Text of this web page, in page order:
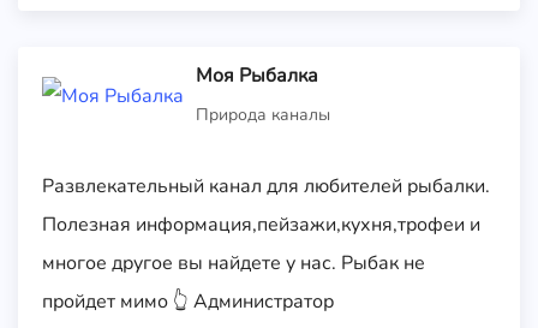
Моя Рыбалка
Природа каналы
Развлекательный канал для любителей рыбалки.
Полезная информация,пейзажи,кухня,трофеи и
многое другое вы найдете у нас. Рыбак не
пройдет мимо 👆 Администратор